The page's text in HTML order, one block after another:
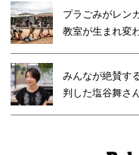
プラごみがレン
教室が生まれ変
みんなが絶賛す
判した塩谷舞さ